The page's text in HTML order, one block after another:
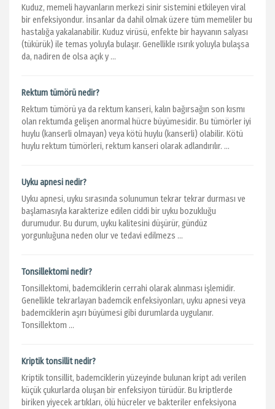
Kuduz, memeli hayvanların merkezi sinir sistemini etkileyen viral
bir enfeksiyondur. İnsanlar da dahil olmak üzere tüm memeliler bu
hastalığa yakalanabilir. Kuduz virüsü, enfekte bir hayvanın salyası
(tükürük) ile temas yoluyla bulaşır. Genellikle ısırık yoluyla bulaşsa
da, nadiren de olsa açık y ...
Rektum tümörü nedir?
Rektum tümörü ya da rektum kanseri, kalın bağırsağın son kısmı
olan rektumda gelişen anormal hücre büyümesidir. Bu tümörler iyi
huylu (kanserli olmayan) veya kötü huylu (kanserli) olabilir. Kötü
huylu rektum tümörleri, rektum kanseri olarak adlandırılır. ...
Uyku apnesi nedir?
Uyku apnesi, uyku sırasında solunumun tekrar tekrar durması ve
başlamasıyla karakterize edilen ciddi bir uyku bozukluğu
durumudur. Bu durum, uyku kalitesini düşürür, gündüz
yorgunluğuna neden olur ve tedavi edilmezs ...
Tonsillektomi nedir?
Tonsillektomi, bademciklerin cerrahi olarak alınması işlemidir.
Genellikle tekrarlayan bademcik enfeksiyonları, uyku apnesi veya
bademciklerin aşırı büyümesi gibi durumlarda uygulanır.
Tonsillektom ...
Kriptik tonsillit nedir?
Kriptik tonsillit, bademciklerin yüzeyinde bulunan kript adı verilen
küçük çukurlarda oluşan bir enfeksiyon türüdür. Bu kriptlerde
biriken yiyecek artıkları, ölü hücreler ve bakteriler enfeksiyona